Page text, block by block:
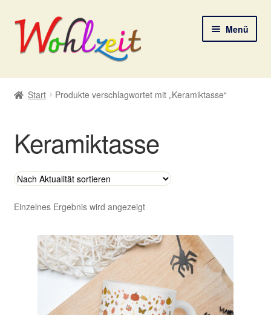
Zur
Navigation
springen
Zum
Inhalt
springen
Menü
Start
Datenschutzerklärung
Deine Auswahl
Digitale Lebenspostkarten
Gutscheine und Aktionen
Impressum
Start Produkte verschlagwortet mit „Keramiktasse“
Keramiktasse
Einzelnes Ergebnis wird angezeigt